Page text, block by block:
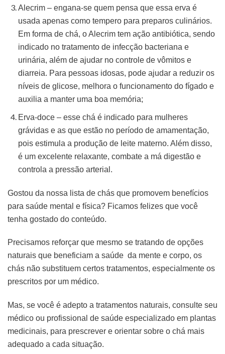
Alecrim – engana-se quem pensa que essa erva é
usada apenas como tempero para preparos culinários.
Em forma de chá, o Alecrim tem ação antibiótica, sendo
indicado no tratamento de infecção bacteriana e
urinária, além de ajudar no controle de vômitos e
diarreia. Para pessoas idosas, pode ajudar a reduzir os
níveis de glicose, melhora o funcionamento do fígado e
auxilia a manter uma boa memória;
Erva-doce – esse chá é indicado para mulheres
grávidas e as que estão no período de amamentação,
pois estimula a produção de leite materno. Além disso,
é um excelente relaxante, combate a má digestão e
controla a pressão arterial.
Gostou da nossa lista de chás que promovem benefícios
para saúde mental e física? Ficamos felizes que você
tenha gostado do conteúdo.
Precisamos reforçar que mesmo se tratando de opções
naturais que beneficiam a saúde da mente e corpo, os
chás não substituem certos tratamentos, especialmente os
prescritos por um médico.
Mas, se você é adepto a tratamentos naturais, consulte seu
médico ou profissional de saúde especializado em plantas
medicinais, para prescrever e orientar sobre o chá mais
adequado a cada situação.